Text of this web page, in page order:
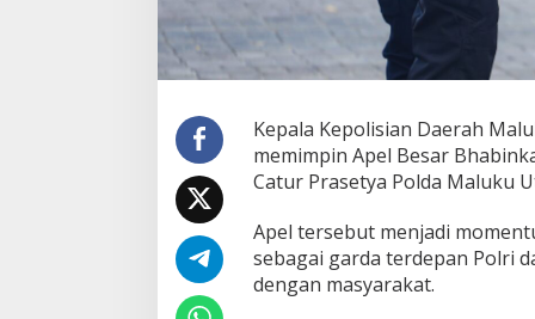
a
i
b
m
s
0
2
Kepala Kepolisian Daerah
memimpin Apel Besar
Catur Prasetya Polda Maluku
Apel tersebut menjadi
sebagai garda terdepan Polri
dengan masyarakat.